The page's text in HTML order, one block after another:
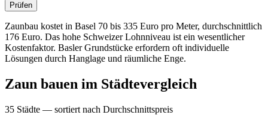
Prüfen
Zaunbau kostet in Basel 70 bis 335 Euro pro Meter, durchschnittlich
176 Euro. Das hohe Schweizer Lohnniveau ist ein wesentlicher
Kostenfaktor. Basler Grundstücke erfordern oft individuelle
Lösungen durch Hanglage und räumliche Enge.
Zaun bauen im Städtevergleich
35 Städte — sortiert nach Durchschnittspreis